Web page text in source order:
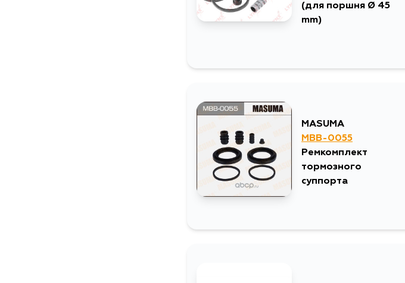
(для поршня Ø 45
mm)
MASUMA
MBB-0055
Ремкомплект
тормозного
суппорта